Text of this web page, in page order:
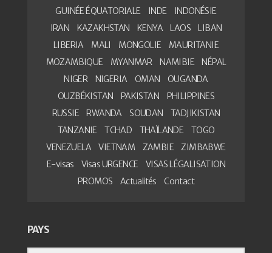
GUINÉE ÉQUATORIALE
INDE
INDONÉSIE
IRAN
KAZAKHSTAN KENYA LAOS
LIBAN
LIBERIA
MALI MONGOLIE
MAURITANIE
MOZAMBIQUE
MYANMAR NAMIBIE
NÉPAL
NIGER
NIGERIA OMAN
OUGANDA
OUZBÉKISTAN
PAKISTAN
PHILIPPINES
RUSSIE
RWANDA SOUDAN
TADJIKISTAN
TANZANIE
TCHAD THAÏLANDE
TOGO
VENEZUELA
VIETNAM ZAMBIE
ZIMBABWE
E-visas
Visas URGENCE
VISAS LÉGALISATION
PROMOS
Actualités Contact
PAYS